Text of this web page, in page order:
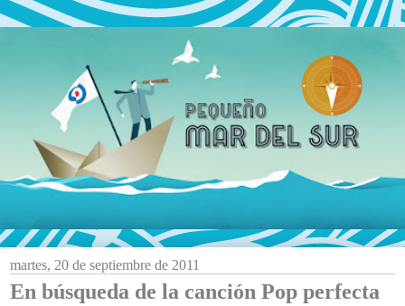
martes, 20 de septiembre de 2011
En búsqueda de la canción Pop perfecta